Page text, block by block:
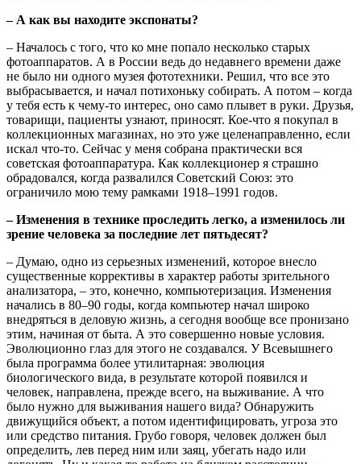
– А как вы находите экспонаты?
– Началось с того, что ко мне попало несколько старых
фотоаппаратов. А в России ведь до недавнего времени даже
не было ни одного музея фототехники. Решил, что все это
выбрасывается, и начал потихоньку собирать. А потом – когда
у тебя есть к чему-то интерес, оно само плывет в руки. Друзья,
товарищи, пациенты узнают, приносят. Кое-что я покупал в
коллекционных магазинах, но это уже целенаправленно, если
искал что-то. Сейчас у меня собрана практически вся
советская фотоаппаратура. Как коллекционер я страшно
обрадовался, когда развалился Советский Союз: это
ограничило мою тему рамками 1918–1991 годов.
– Изменения в технике проследить легко, а изменилось ли
зрение человека за последние лет пятьдесят?
– Думаю, одно из серьезных изменений, которое внесло
существенные коррективы в характер работы зрительного
анализатора, – это, конечно, компьютеризация. Изменения
начались в 80–90 годы, когда компьютер начал широко
внедряться в деловую жизнь, а сегодня вообще все пронизано
этим, начиная от быта. А это совершенно новые условия.
Эволюционно глаз для этого не создавался. У Всевышнего
была программа более утилитарная: эволюция
биологического вида, в результате которой появился и
человек, направлена, прежде всего, на выживание. А что
было нужно для выживания нашего вида? Обнаружить
движущийся объект, а потом идентифицировать, угроза это
или средство питания. Грубо говоря, человек должен был
определить, лев перед ним или заяц, убегать надо или